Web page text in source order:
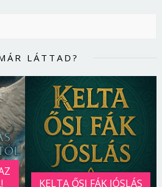
LÁTTAD?
KELTA ŐSI FÁK JÓSLÁS